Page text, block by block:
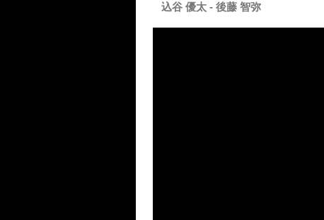
込谷 優太 - 後藤 智弥